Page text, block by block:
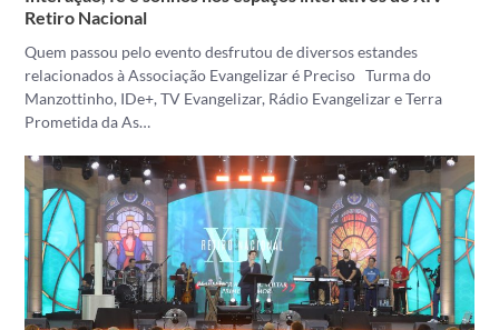
Retiro Nacional
Quem passou pelo evento desfrutou de diversos estandes
relacionados à Associação Evangelizar é Preciso Turma do
Manzottinho, IDe+, TV Evangelizar, Rádio Evangelizar e Terra
Prometida da As…